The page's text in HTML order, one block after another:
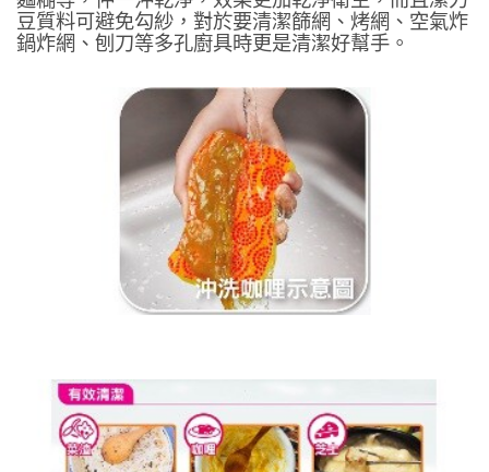
豆質料可避免勾紗，對於要清潔篩網、烤網、空氣炸
鍋炸網、刨刀等多孔廚具時更是清潔好幫手。